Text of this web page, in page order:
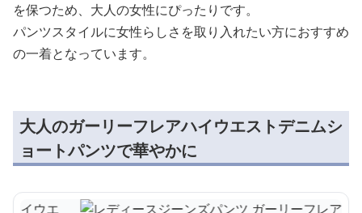
を保つため、大人の女性にぴったりです。
パンツスタイルに女性らしさを取り入れたい方におすすめ
の一着となっています。
大人のガーリーフレアハイウエストデニムシ
ョートパンツで華やかに